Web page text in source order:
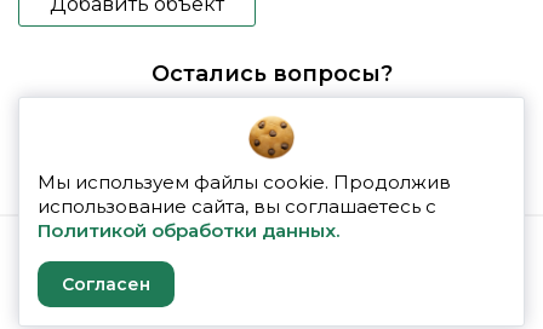
Остались вопросы?
booking@glampspace.ru
Политика конфиденциальности
Мы используем файлы cookie. Продолжив
использование сайта, вы соглашаетесь с
Политикой обработки данных.
Согласен